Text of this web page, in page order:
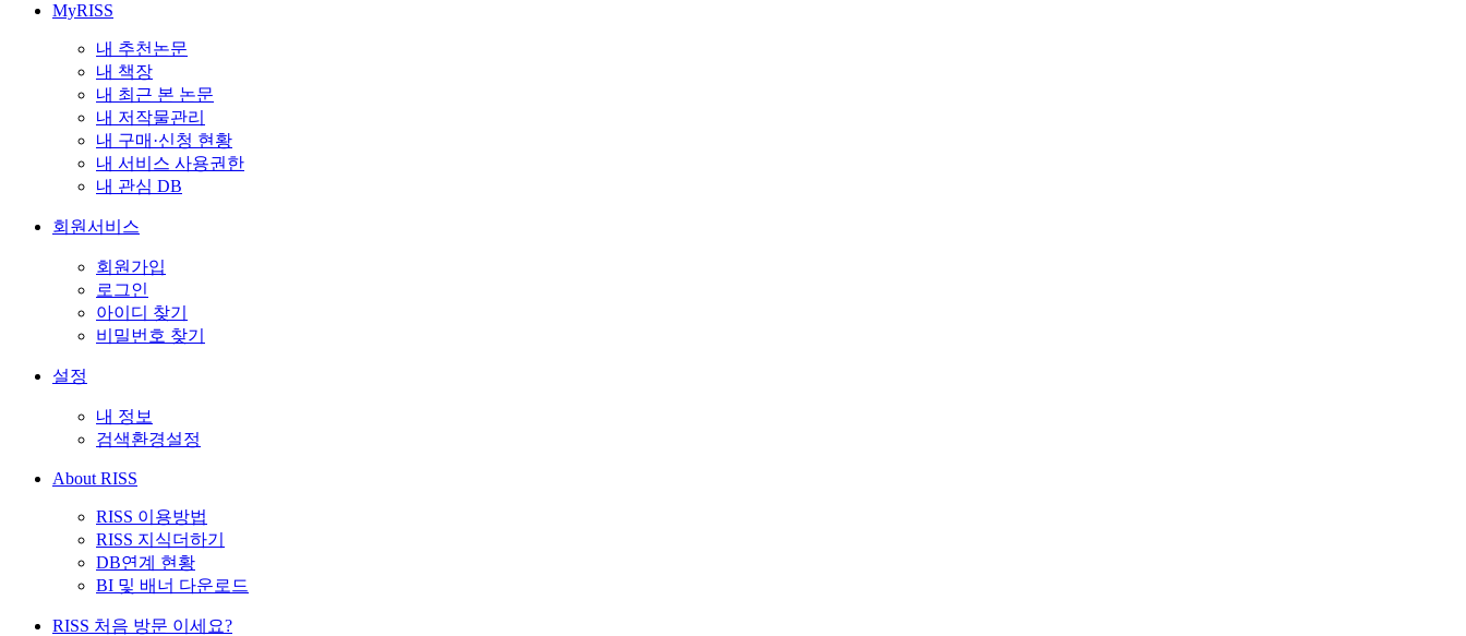
MyRISS
내 추천논문
내 책장
내 최근 본 논문
내 저작물관리
내 구매·신청 현황
내 서비스 사용권한
내 관심 DB
회원서비스
회원가입
로그인
아이디 찾기
비밀번호 찾기
설정
내 정보
검색환경설정
About RISS
RISS 이용방법
RISS 지식더하기
DB연계 현황
BI 및 배너 다운로드
RISS 처음 방문 이세요?